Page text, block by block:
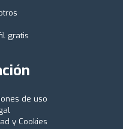
gratis
de uso
y Cookies